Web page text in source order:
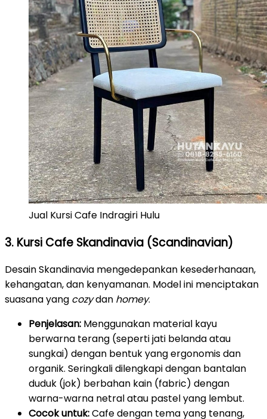
Jual Kursi Cafe Indragiri Hulu
3. Kursi Cafe Skandinavia (Scandinavian)
Desain Skandinavia mengedepankan kesederhanaan,
kehangatan, dan kenyamanan. Model ini menciptakan
suasana yang cozydan homey.
Penjelasan: Menggunakan material kayu
berwarna terang (seperti jati belanda atau
sungkai) dengan bentuk yang ergonomis dan
organik. Seringkali dilengkapi dengan bantalan
duduk (jok) berbahan kain (fabric) dengan
warna-warna netral atau pastel yang lembut.
Cocok untuk:Cafe dengan tema yang tenang,